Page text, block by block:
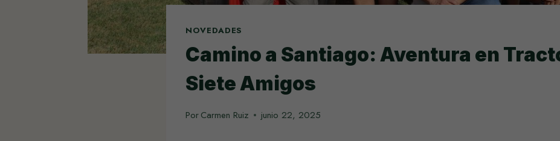
NOVEDADES
Camino a Santiago: Aventura en
Siete Amigos
PorCarmen Ruiz junio 22, 2025